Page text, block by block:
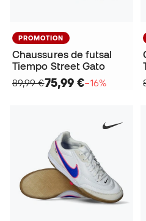
PROMOTION
Chaussures de futsal
Tiempo Street Gato
89,99 €75,99 €−16%